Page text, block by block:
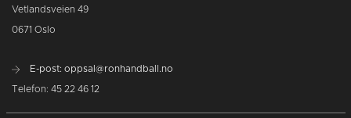
Vetlandsveien 49
0671 Oslo
E-post: oppsal@ronhandball.no
Telefon: 45 22 46 12